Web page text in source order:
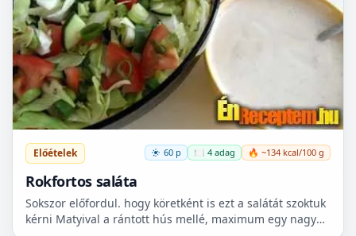
Előételek 60 p 🍽️ 4 adag 🔥 ~134 kcal/100 g
Rokfortos saláta
Sokszor előfordul. hogy köretként is ezt a salátát szoktuk
kérni Matyival a rántott hús mellé, maximum egy nagyon